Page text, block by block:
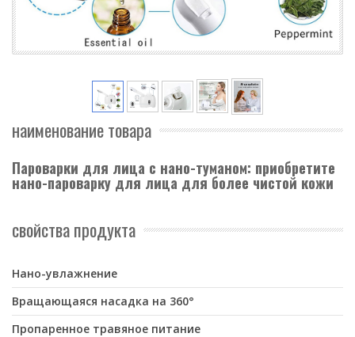
наименование товара
Пароварки для лица с нано-туманом: приобретите
нано-пароварку для лица для более чистой кожи
свойства продукта
Нано-увлажнение
Вращающаяся насадка на 360°
Пропаренное травяное питание